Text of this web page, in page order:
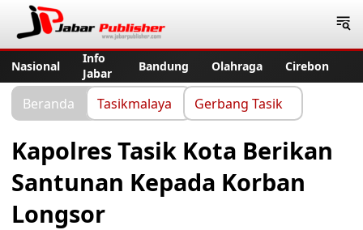
Nasional
Info
Jabar
Bandung Olahraga Cirebon
Beranda Tasikmalaya Gerbang Tasik
Kapolres Tasik Kota Berikan
Santunan Kepada Korban
Longsor